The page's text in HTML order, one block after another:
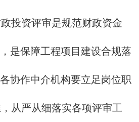
资评审是规范财政资金
是保障工程项目建设合规落
协作中介机构要立足岗位职
从严从细落实各项评审工